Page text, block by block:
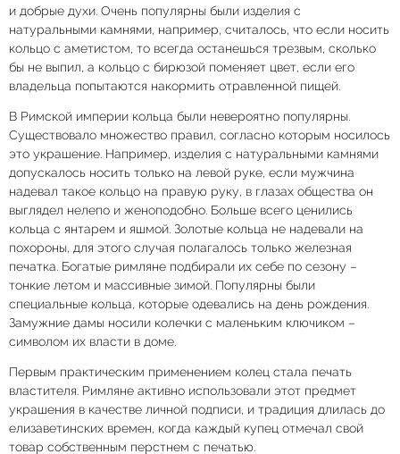
и добрые духи. Очень популярны были изделия с
натуральными камнями, например, считалось, что если носить
кольцо с аметистом, то всегда останешься трезвым, сколько
бы не выпил, а кольцо с бирюзой поменяет цвет, если его
владельца попытаются накормить отравленной пищей.
В Римской империи кольца были невероятно популярны.
Существовало множество правил, согласно которым носилось
это украшение. Например, изделия с натуральными камнями
допускалось носить только на левой руке, если мужчина
надевал такое кольцо на правую руку, в глазах общества он
выглядел нелепо и женоподобно. Больше всего ценились
кольца с янтарем и яшмой. Золотые кольца не надевали на
похороны, для этого случая полагалось только железная
печатка. Богатые римляне подбирали их себе по сезону –
тонкие летом и массивные зимой. Популярны были
специальные кольца, которые одевались на день рождения.
Замужние дамы носили колечки с маленьким ключиком –
символом их власти в доме.
Первым практическим применением колец стала печать
властителя. Римляне активно использовали этот предмет
украшения в качестве личной подписи, и традиция длилась до
елизаветинских времен, когда каждый купец отмечал свой
товар собственным перстнем с печатью.